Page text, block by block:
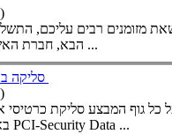
(כתבות/מסחר אלקטרוני)
הם צורת התשלום המועדפת על רבים מסיבות רבות
הבא, חברת האשראי ערבה לכם במקרה ...
(כתבות/מסחר אלקטרוני)
כרטיסי
באינטרנט. הגוף הזה נקרא PCI-Security Data ...